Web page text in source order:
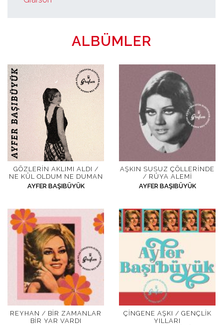
ALBÜMLER
GÖZLERIN AKLIMI ALDI /
NE KÜL OLDUM NE DUMAN
AYFER BAŞIBÜYÜK
AŞKIN SUSUZ ÇÖLLERINDE
/ RÜYA ALEMI
AYFER BAŞIBÜYÜK
REYHAN / BIR ZAMANLAR
BIR YAR VARDI
ÇINGENE AŞKI / GENÇLIK
YILLARI